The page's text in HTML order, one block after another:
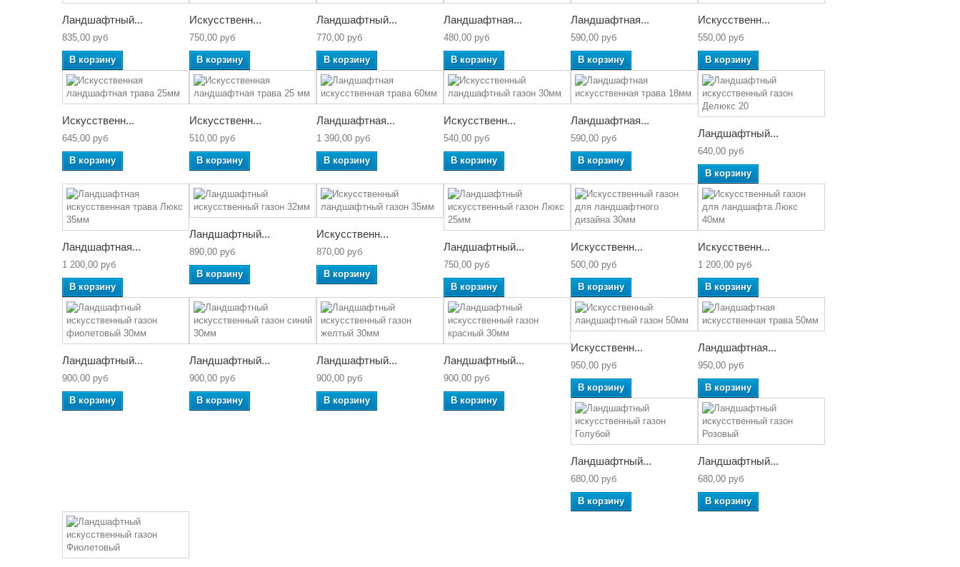
Ландшафтный...
835,00 руб
В корзину
Искусственн...
750,00 руб
В корзину
Ландшафтный...
770,00 руб
В корзину
Ландшафтная...
480,00 руб
В корзину
Ландшафтная...
590,00 руб
В корзину
Искусственн...
550,00 руб
В корзину
Искусственн...
645,00 руб
В корзину
Искусственн...
510,00 руб
В корзину
Ландшафтная...
1 390,00 руб
В корзину
Искусственн...
540,00 руб
В корзину
Ландшафтная...
590,00 руб
В корзину
Ландшафтный...
640,00 руб
В корзину
Ландшафтная...
1 200,00 руб
В корзину
Ландшафтный...
890,00 руб
В корзину
Искусственн...
870,00 руб
В корзину
Ландшафтный...
750,00 руб
В корзину
Искусственн...
500,00 руб
В корзину
Искусственн...
1 200,00 руб
В корзину
Ландшафтный...
900,00 руб
В корзину
Ландшафтный...
900,00 руб
В корзину
Ландшафтный...
900,00 руб
В корзину
Ландшафтный...
900,00 руб
В корзину
Искусственн...
950,00 руб
В корзину
Ландшафтная...
950,00 руб
В корзину
Ландшафтный...
680,00 руб
В корзину
Ландшафтный...
680,00 руб
В корзину